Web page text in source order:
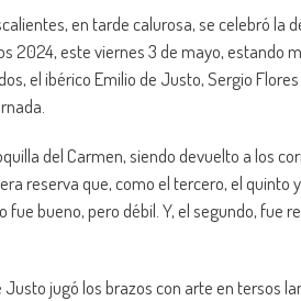
en tarde calurosa, se celebró la
2024, este viernes 3 de mayo, estando
el ibérico Emilio de Justo, Sergio
del Carmen, siendo devuelto a los
reserva que, como el tercero, el quinto
bueno, pero débil. Y, el segundo, fue
jugó los brazos con arte en tersos